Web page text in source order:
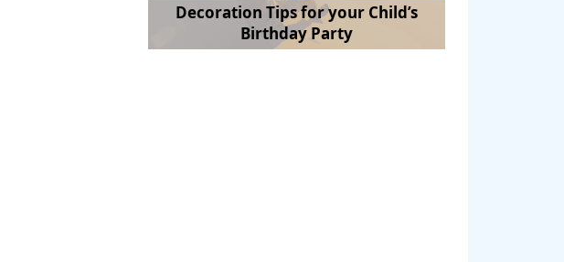
Amazon’s Apple Watch killer will be
free and sell you everything
How to Travel in Style: Finding a
Perfect Flight
Decoration Tips for your Child’s
Birthday Party